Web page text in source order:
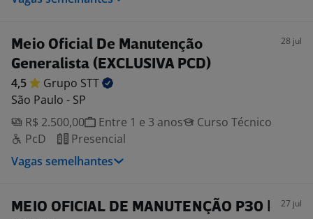
Meio Oficial De Manutenção
Generalista (EXCLUSIVA PCD)
28 jul
4,5 Grupo STT
São Paulo - SP
R$ 2.500,00
Entre 1 e 3 anos
Curso Técnico
PcD
Presencial
Vagas semelhantes
MEIO OFICIAL DE MANUTENÇÃO P30 |
27 jul